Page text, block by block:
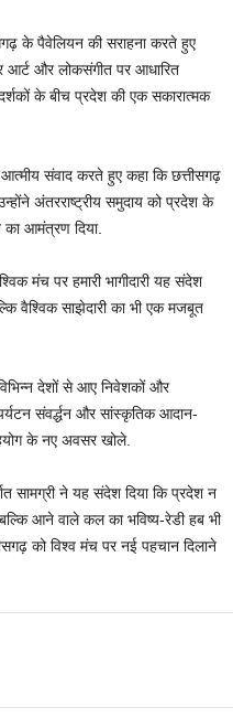
के पैवेलियन की सराहना करते हुए
आर्ट और लोकसंगीत पर आधारित
के बीच प्रदेश की एक सकारात्मक
संवाद करते हुए कहा कि छत्तीसगढ़
अंतरराष्ट्रीय समुदाय को प्रदेश के
आमंत्रण दिया.
मंच पर हमारी भागीदारी यह संदेश
वैश्विक साझेदारी का भी एक मजबूत
देशों से आए निवेशकों और
संवर्द्धन और सांस्कृतिक आदान-
के नए अवसर खोले.
सामग्री ने यह संदेश दिया कि प्रदेश न
आने वाले कल का भविष्य-रेडी हब भी
को विश्व मंच पर नई पहचान दिलाने